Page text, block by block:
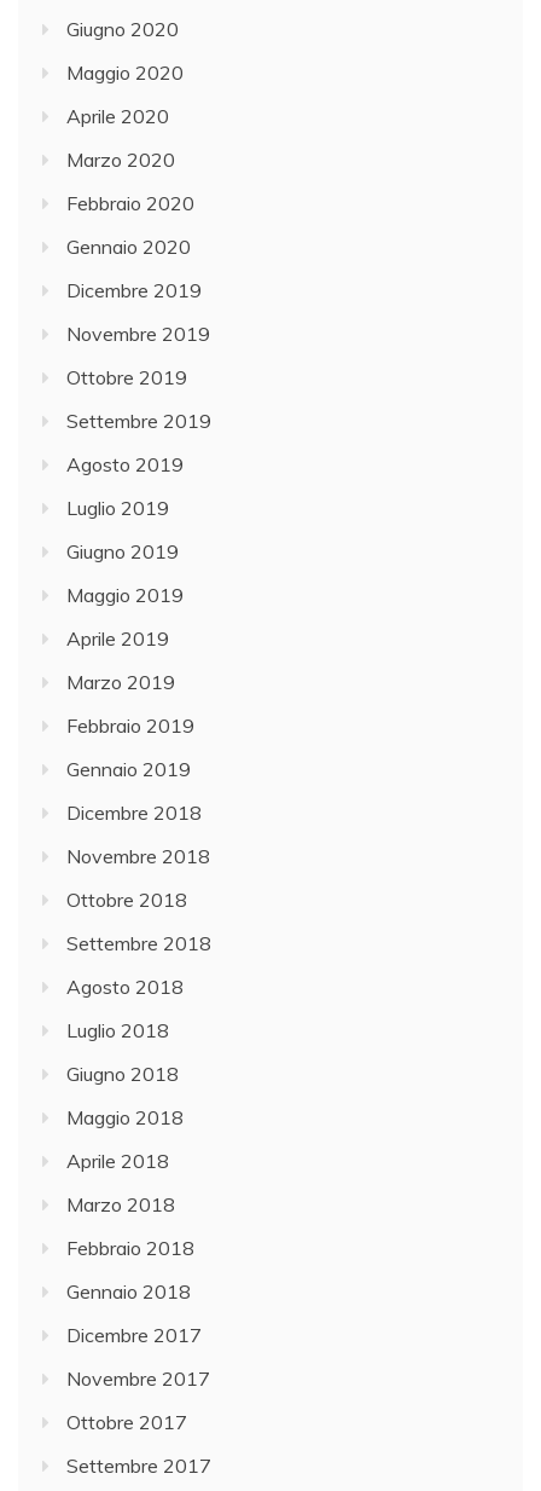
Giugno 2020
Maggio 2020
Aprile 2020
Marzo 2020
Febbraio 2020
Gennaio 2020
Dicembre 2019
Novembre 2019
Ottobre 2019
Settembre 2019
Agosto 2019
Luglio 2019
Giugno 2019
Maggio 2019
Aprile 2019
Marzo 2019
Febbraio 2019
Gennaio 2019
Dicembre 2018
Novembre 2018
Ottobre 2018
Settembre 2018
Agosto 2018
Luglio 2018
Giugno 2018
Maggio 2018
Aprile 2018
Marzo 2018
Febbraio 2018
Gennaio 2018
Dicembre 2017
Novembre 2017
Ottobre 2017
Settembre 2017